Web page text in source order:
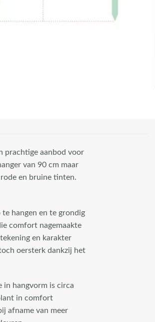
prachtige aanbod voor
van 90 cm maar
en bruine tinten.
hangen en te grondig
comfort nagemaakte
en karakter
oersterk dankzij het
in hangvorm is circa
in comfort
afname van meer